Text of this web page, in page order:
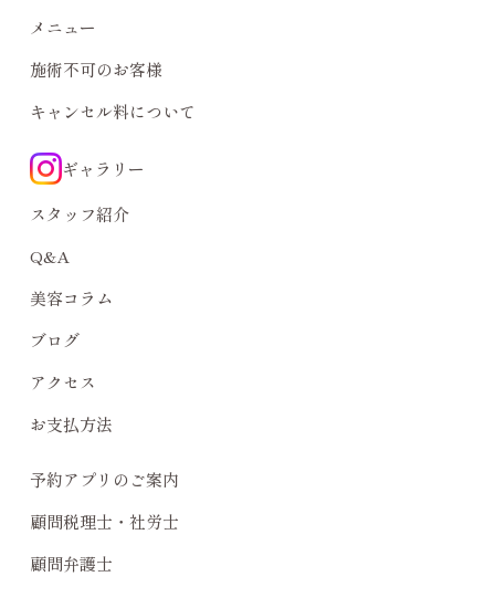
〒461-0005
愛知県名古屋市東区東桜1-10-36
第44オーシャンビル4F
トップページ
企業理念・会社案内
コンセプト
技術保証
酸性縮毛矯正は傷みにくい？
メニュー
施術不可のお客様
キャンセル料について